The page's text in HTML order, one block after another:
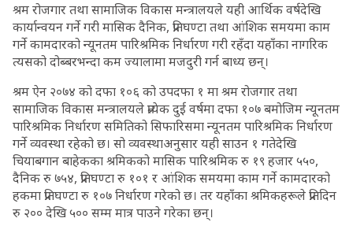
श्रम रोजगार तथा सामाजिक विकास मन्त्रालयले यही आर्थिक वर्षदेखि
कार्यान्वयन गर्ने गरी मासिक दैनिक, प्रतिघण्टा तथा आंशिक समयमा काम
गर्ने कामदारको न्यूनतम पारिश्रमिक निर्धारण गरी रहँदा यहाँका नागरिक
त्यसको दोब्बरभन्दा कम ज्यालामा मजदुरी गर्न बाध्य छन्।
श्रम ऐन २०७४ को दफा १०६ को उपदफा १ मा श्रम रोजगार तथा
सामाजिक विकास मन्त्रालयले प्रत्येक दुई वर्षमा दफा १०७ बमोजिम न्यूनतम
पारिश्रमिक निर्धारण समितिको सिफारिसमा न्यूनतम पारिश्रमिक निर्धारण
गर्ने व्यवस्था रहेको छ। सो व्यवस्थाअनुसार यही साउन १ गतेदेखि
चियाबगान बाहेकका श्रमिकको मासिक पारिश्रमिक रु १९ हजार ५५०,
दैनिक रु ७५४, प्रतिघण्टा रु १०१ र आंशिक समयमा काम गर्ने कामदारको
हकमा प्रतिघण्टा रु १०७ निर्धारण गरेको छ। तर यहाँका श्रमिकहरूले प्रतिदिन
रु २०० देखि ५०० सम्म मात्र पाउने गरेका छन्।